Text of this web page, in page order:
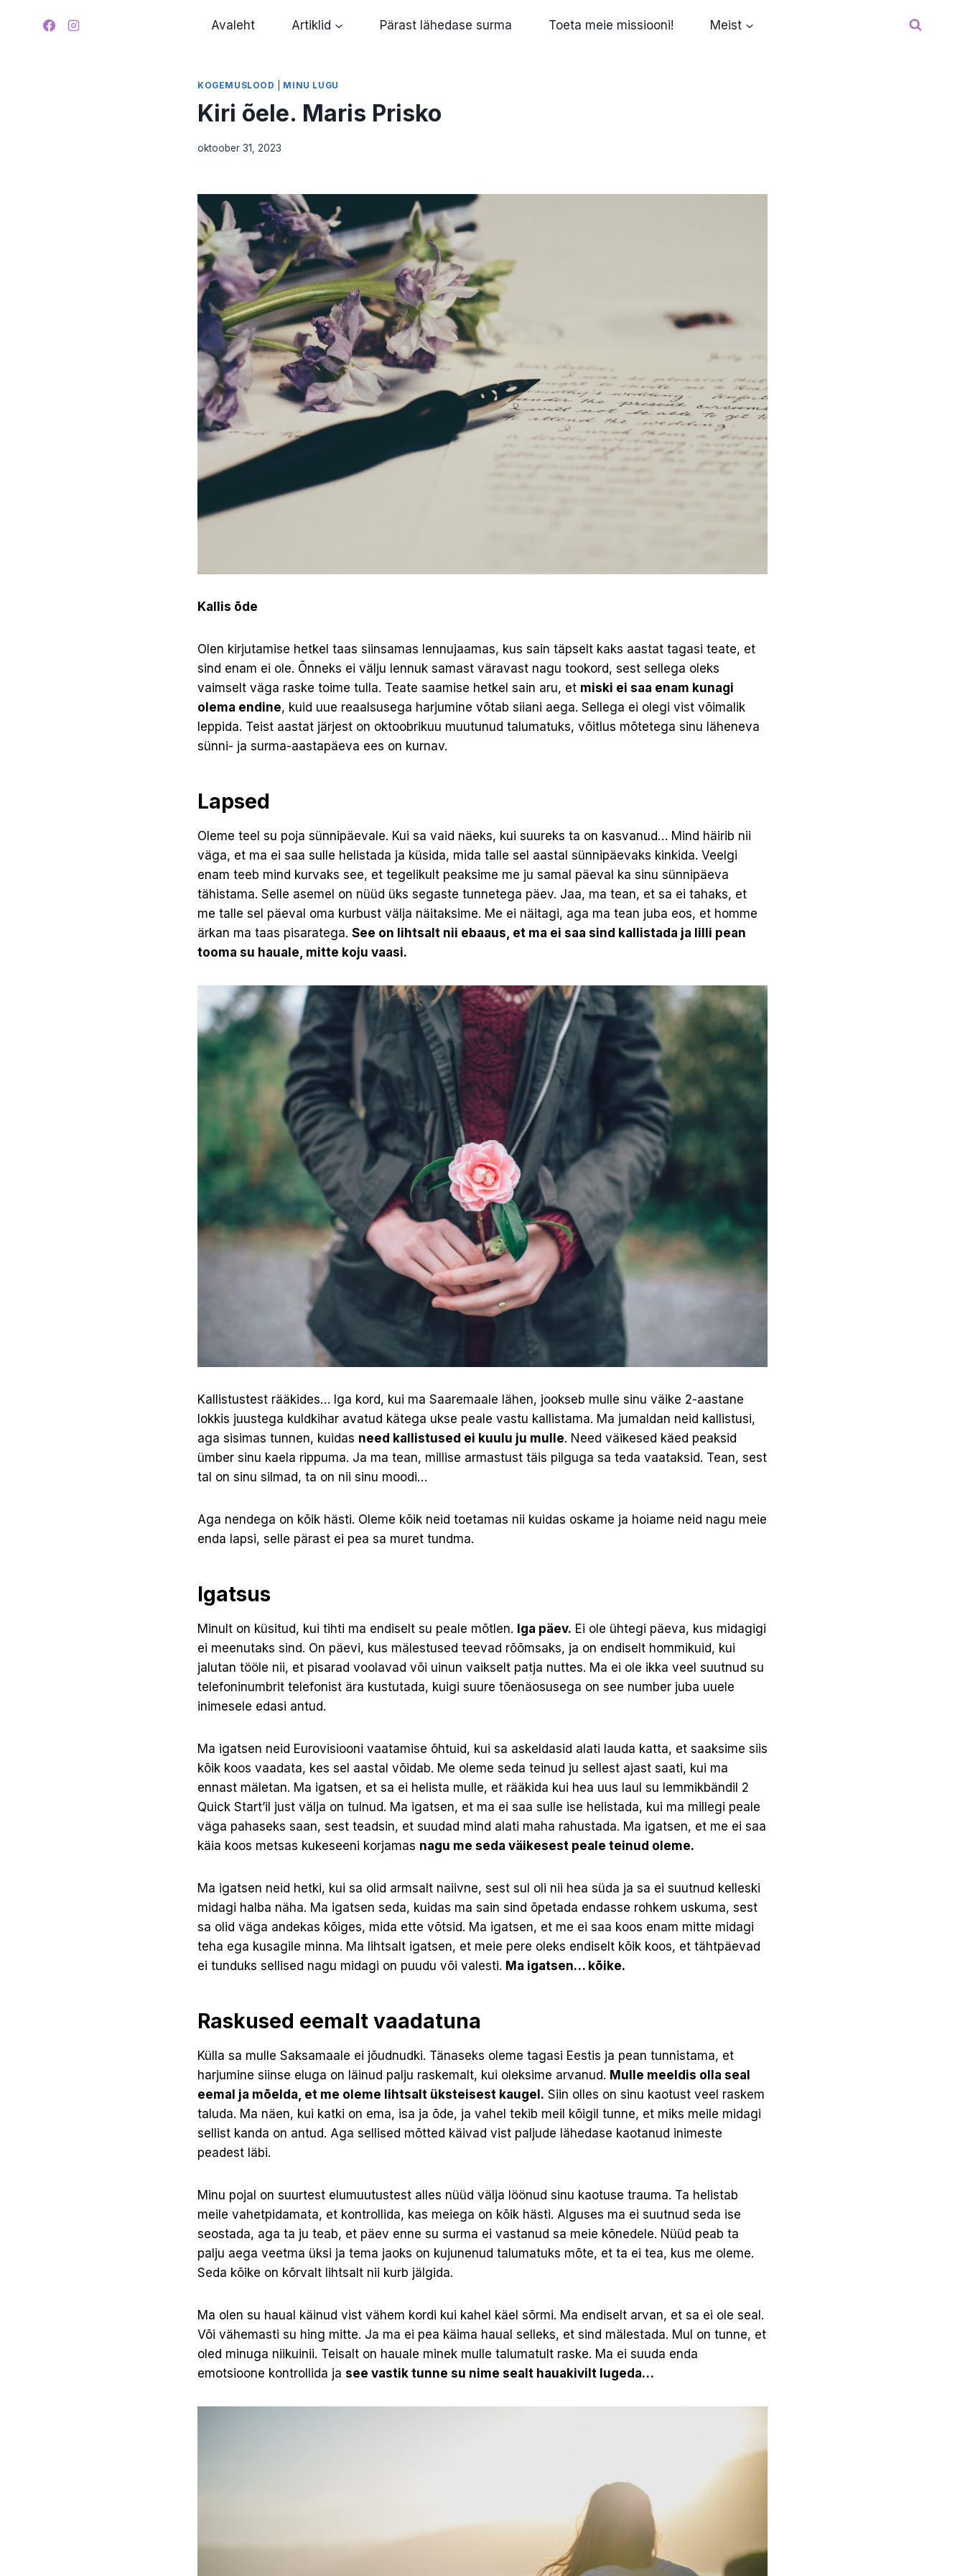
Avaleht Artiklid Pärast lähedase surma Toeta meie missiooni! Meist
KOGEMUSLOOD MINU LUGU
Kiri õele. Maris Prisko
oktoober 31, 2023
Kallis õde
Olen kirjutamise hetkel taas siinsamas lennujaamas, kus sain täpselt kaks aastat tagasi teate, et
sind enam ei ole. Õnneks ei välju lennuk samast väravast nagu tookord, sest sellega oleks
vaimselt väga raske toime tulla. Teate saamise hetkel sain aru, et miski ei saa enam kunagi
olema endine, kuid uue reaalsusega harjumine võtab siiani aega. Sellega ei olegi vist võimalik
leppida. Teist aastat järjest on oktoobrikuu muutunud talumatuks, võitlus mõtetega sinu läheneva
sünni- ja surma-aastapäeva ees on kurnav.
Lapsed
Oleme teel su poja sünnipäevale. Kui sa vaid näeks, kui suureks ta on kasvanud… Mind häirib nii
väga, et ma ei saa sulle helistada ja küsida, mida talle sel aastal sünnipäevaks kinkida. Veelgi
enam teeb mind kurvaks see, et tegelikult peaksime me ju samal päeval ka sinu sünnipäeva
tähistama. Selle asemel on nüüd üks segaste tunnetega päev. Jaa, ma tean, et sa ei tahaks, et
me talle sel päeval oma kurbust välja näitaksime. Me ei näitagi, aga ma tean juba eos, et homme
ärkan ma taas pisaratega. See on lihtsalt nii ebaaus, et ma ei saa sind kallistada ja lilli pean
tooma su hauale, mitte koju vaasi.
Kallistustest rääkides… Iga kord, kui ma Saaremaale lähen, jookseb mulle sinu väike 2-aastane
lokkis juustega kuldkihar avatud kätega ukse peale vastu kallistama. Ma jumaldan neid kallistusi,
aga sisimas tunnen, kuidas need kallistused ei kuulu ju mulle. Need väikesed käed peaksid
ümber sinu kaela rippuma. Ja ma tean, millise armastust täis pilguga sa teda vaataksid. Tean, sest
tal on sinu silmad, ta on nii sinu moodi…
Aga nendega on kõik hästi. Oleme kõik neid toetamas nii kuidas oskame ja hoiame neid nagu meie
enda lapsi, selle pärast ei pea sa muret tundma.
Igatsus
Minult on küsitud, kui tihti ma endiselt su peale mõtlen. Iga päev. Ei ole ühtegi päeva, kus midagigi
ei meenutaks sind. On päevi, kus mälestused teevad rõõmsaks, ja on endiselt hommikuid, kui
jalutan tööle nii, et pisarad voolavad või uinun vaikselt patja nuttes. Ma ei ole ikka veel suutnud su
telefoninumbrit telefonist ära kustutada, kuigi suure tõenäosusega on see number juba uuele
inimesele edasi antud.
Ma igatsen neid Eurovisiooni vaatamise õhtuid, kui sa askeldasid alati lauda katta, et saaksime siis
kõik koos vaadata, kes sel aastal võidab. Me oleme seda teinud ju sellest ajast saati, kui ma
ennast mäletan. Ma igatsen, et sa ei helista mulle, et rääkida kui hea uus laul su lemmikbändil 2
Quick Start’il just välja on tulnud. Ma igatsen, et ma ei saa sulle ise helistada, kui ma millegi peale
väga pahaseks saan, sest teadsin, et suudad mind alati maha rahustada. Ma igatsen, et me ei saa
käia koos metsas kukeseeni korjamas nagu me seda väikesest peale teinud oleme.
Ma igatsen neid hetki, kui sa olid armsalt naiivne, sest sul oli nii hea süda ja sa ei suutnud kelleski
midagi halba näha. Ma igatsen seda, kuidas ma sain sind õpetada endasse rohkem uskuma, sest
sa olid väga andekas kõiges, mida ette võtsid. Ma igatsen, et me ei saa koos enam mitte midagi
teha ega kusagile minna. Ma lihtsalt igatsen, et meie pere oleks endiselt kõik koos, et tähtpäevad
ei tunduks sellised nagu midagi on puudu või valesti. Ma igatsen… kõike.
Raskused eemalt vaadatuna
Külla sa mulle Saksamaale ei jõudnudki. Tänaseks oleme tagasi Eestis ja pean tunnistama, et
harjumine siinse eluga on läinud palju raskemalt, kui oleksime arvanud. Mulle meeldis olla seal
eemal ja mõelda, et me oleme lihtsalt üksteisest kaugel. Siin olles on sinu kaotust veel raskem
taluda. Ma näen, kui katki on ema, isa ja õde, ja vahel tekib meil kõigil tunne, et miks meile midagi
sellist kanda on antud. Aga sellised mõtted käivad vist paljude lähedase kaotanud inimeste
peadest läbi.
Minu pojal on suurtest elumuutustest alles nüüd välja löönud sinu kaotuse trauma. Ta helistab
meile vahetpidamata, et kontrollida, kas meiega on kõik hästi. Alguses ma ei suutnud seda ise
seostada, aga ta ju teab, et päev enne su surma ei vastanud sa meie kõnedele. Nüüd peab ta
palju aega veetma üksi ja tema jaoks on kujunenud talumatuks mõte, et ta ei tea, kus me oleme.
Seda kõike on kõrvalt lihtsalt nii kurb jälgida.
Ma olen su haual käinud vist vähem kordi kui kahel käel sõrmi. Ma endiselt arvan, et sa ei ole seal.
Või vähemasti su hing mitte. Ja ma ei pea käima haual selleks, et sind mälestada. Mul on tunne, et
oled minuga niikuinii. Teisalt on hauale minek mulle talumatult raske. Ma ei suuda enda
emotsioone kontrollida ja see vastik tunne su nime sealt hauakivilt lugeda…